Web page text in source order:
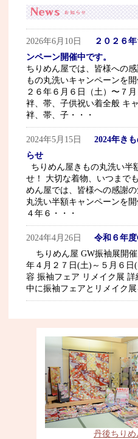
2026年6月10日
２０２６
ンペーン開催中です。
ちりめん屋では、皆様への
もの丸洗いキャンペーンを
２６年６月６日（土）〜７
袢、帯、子供祝い着全般 キ
袢、帯、子・・・
2024年5月15日
2024年き
らせ
ちりめん屋きもの丸洗い半
せ！ 大切な着物、いつまで
めん屋では、皆様への感謝
丸洗い半額キャンペーンを
４年６・・・
2024年4月26日
令和６年
ちりめん屋 GW振袖展開
年４月２７日(土)～５月６
容 振袖フェア リメイク展
中に振袖フェアとリメイク展
丹後ちり